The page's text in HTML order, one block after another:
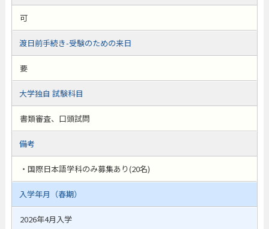
可
渡日前手続き-受験のための来日
要
大学独自 試験科目
書類審査、口頭試問
備考
・国際日本語学科のみ募集あり(20名)
入学年月（春期）
2026年4月入学